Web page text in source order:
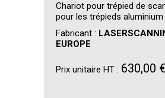
Chariot pour trépied de
pour les trépieds
Fabricant :
EUROPE
Prix unitaire HT : 630,00 €